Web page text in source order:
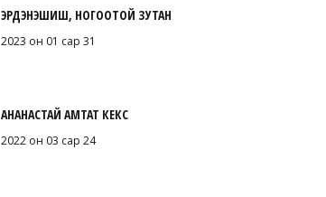
ЭРДЭНЭШИШ, НОГООТОЙ ЗУТАН
2023 он 01 сар 31
АНАНАСТАЙ АМТАТ КЕКС
2022 он 03 сар 24